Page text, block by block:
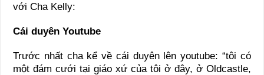
với Cha Kelly:
Cái duyên Youtube
Trước nhất cha kể về cái duyên lên youtube: “tôi có
một đám cưới tại giáo xứ của tôi ở đây, ở Oldcastle,